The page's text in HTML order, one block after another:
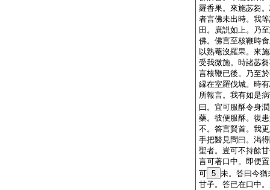
羅香果。來施苾芻
者言佛未出時。我
田。廣説如上。乃
佛。佛言至核鞭時
以熟菴沒羅果。來
受我微施。時諸苾
言核鞭已後。乃至
縁在室羅伐城。時
所報言。我有如是
曰。宜可服酥令身
藥。彼便服酥。復
不。答言賢首。我
手把醫見問曰。渇
聖者。豈可不持餘
言可著口中。即便
可 5 未。答曰今猶
甘子。答已在口中